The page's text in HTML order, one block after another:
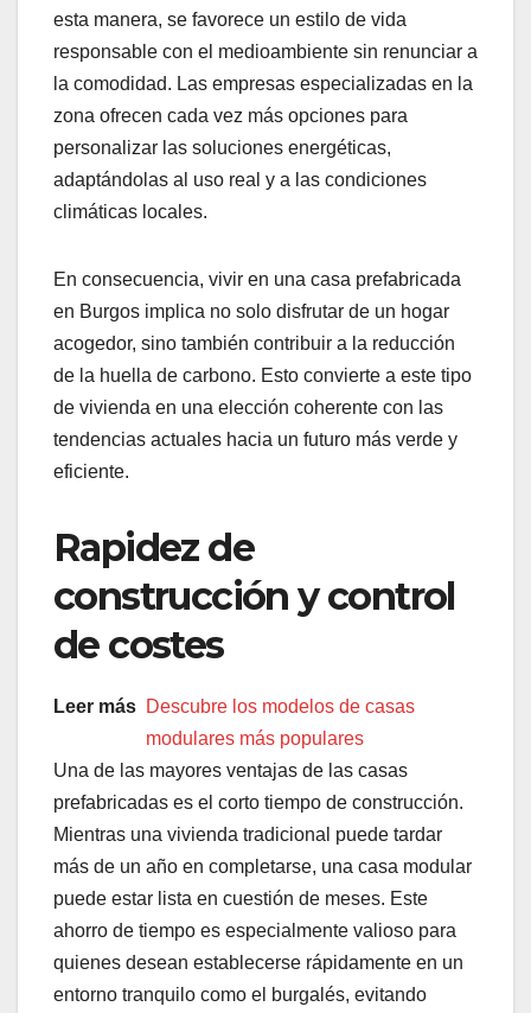
esta manera, se favorece un estilo de vida
responsable con el medioambiente sin renunciar a
la comodidad. Las empresas especializadas en la
zona ofrecen cada vez más opciones para
personalizar las soluciones energéticas,
adaptándolas al uso real y a las condiciones
climáticas locales.
En consecuencia, vivir en una casa prefabricada
en Burgos implica no solo disfrutar de un hogar
acogedor, sino también contribuir a la reducción
de la huella de carbono. Esto convierte a este tipo
de vivienda en una elección coherente con las
tendencias actuales hacia un futuro más verde y
eficiente.
Rapidez de
construcción y control
de costes
Leer más Descubre los modelos de casas
modulares más populares
Una de las mayores ventajas de las casas
prefabricadas es el corto tiempo de construcción.
Mientras una vivienda tradicional puede tardar
más de un año en completarse, una casa modular
puede estar lista en cuestión de meses. Este
ahorro de tiempo es especialmente valioso para
quienes desean establecerse rápidamente en un
entorno tranquilo como el burgalés, evitando